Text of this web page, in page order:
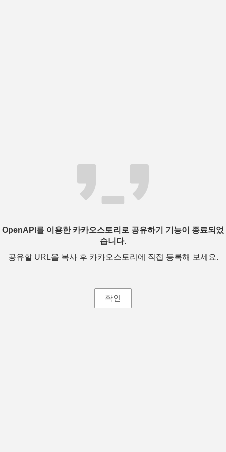
OpenAPI를 이용한 카카오스토리로 공유하기 기능이 종료되었
습니다.
공유할 URL을 복사 후 카카오스토리에 직접 등록해 보세요.
확인